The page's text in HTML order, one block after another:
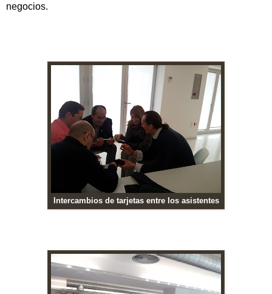
negocios.
Intercambios de tarjetas entre los asistentes